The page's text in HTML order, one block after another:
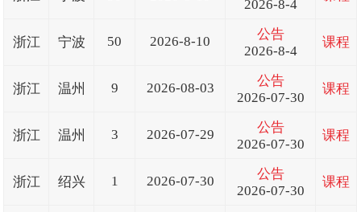
2026-8-4
浙江 宁波 50 2026-8-10
公告
2026-8-4
课程
浙江 温州 9 2026-08-03
公告
2026-07-30
课程
浙江 温州 3 2026-07-29
公告
2026-07-30
课程
浙江 绍兴 1 2026-07-30
公告
2026-07-30
课程